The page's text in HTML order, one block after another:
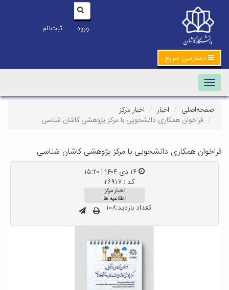
ورود | ثبت‌نام
دسترسی سریع
Toggle navigation
صفحه‌اصلی اخبار
اخبار مرکز
فراخوان همکاری دانشجویی با مرکز پژوهشی کاشان شناسی
فراخوان همکاری دانشجویی با مرکز پژوهشی کاشان شناسی
کد : ۲۶۹۱۷
اخبار مرکز
اطلاعیه ها
تعداد بازدید:۱۰۸